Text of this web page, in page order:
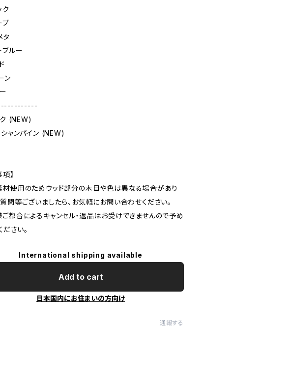
ク
ブ
タ
ブルー
ン
(NEW)
ャンパイン (NEW)
】
材使用のためウッド部分の木目や色は異なる場合があり
質問等ございましたら、お気軽にお問い合わせください。
ご都合によるキャンセル・返品はお受けできませんので予め
ださい。
International shipping available
Add to cart
日本国内にお住まいの方向け
通報する